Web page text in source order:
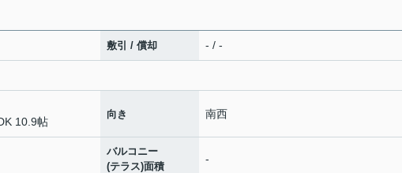
敷引 / 償却 - / -
10.9帖
向き 南西
バルコニー
(テラス)面積
-